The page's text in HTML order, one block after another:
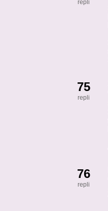
repli
75
repli
76
repli